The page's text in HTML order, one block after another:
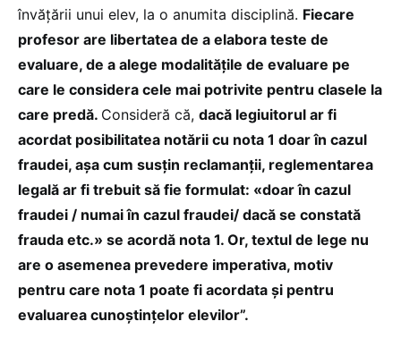
învăţării unui elev, la o anumita disciplină. Fiecare
profesor are libertatea de a elabora teste de
evaluare, de a alege modalităţile de evaluare pe
care le considera cele mai potrivite pentru clasele la
care predă. Consideră că, dacă legiuitorul ar fi
acordat posibilitatea notării cu nota 1 doar în cazul
fraudei, aşa cum susţin reclamanţii, reglementarea
legală ar fi trebuit să fie formulat: «doar în cazul
fraudei / numai în cazul fraudei/ dacă se constată
frauda etc.» se acordă nota 1. Or, textul de lege nu
are o asemenea prevedere imperativa, motiv
pentru care nota 1 poate fi acordata şi pentru
evaluarea cunoştinţelor elevilor”.